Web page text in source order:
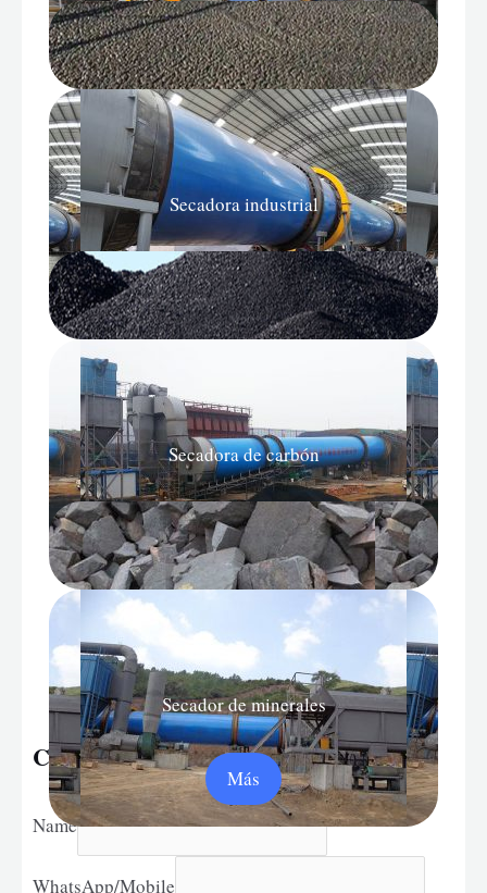
Más
Secadora industrial
Más
Secadora de carbón
Más
Secador de minerales
Más
Contact Us
Name
WhatsApp/Mobile